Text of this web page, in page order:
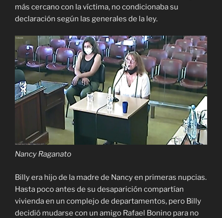
más cercano con la víctima, no condicionaba su
declaración según las generales de la ley.
Nancy Raganato
Billy era hijo de la madre de Nancy en primeras nupcias.
Hasta poco antes de su desaparición compartían
vivienda en un complejo de departamentos, pero Billy
decidió mudarse con un amigo Rafael Bonino para no